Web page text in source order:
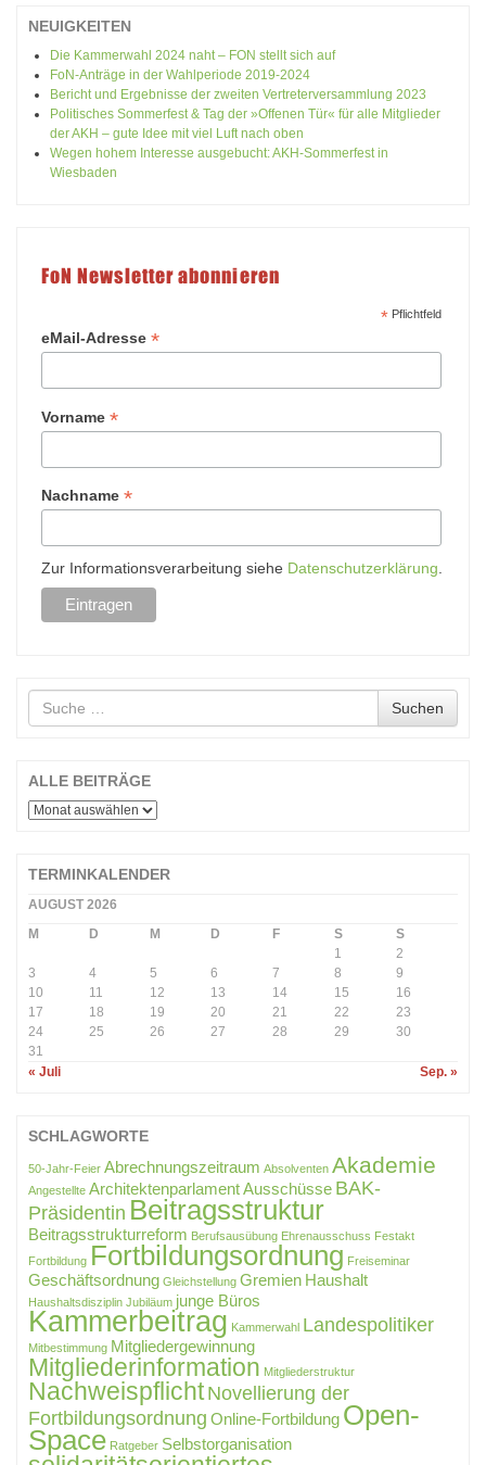
NEUIGKEITEN
Die Kammerwahl 2024 naht – FON stellt sich auf
FoN-Anträge in der Wahlperiode 2019-2024
Bericht und Ergebnisse der zweiten Vertreterversammlung 2023
Politisches Sommerfest & Tag der »Offenen Tür« für alle Mitglieder
der AKH – gute Idee mit viel Luft nach oben
Wegen hohem Interesse ausgebucht: AKH-Sommerfest in
Wiesbaden
FoN Newsletter abonnieren
*Pflichtfeld
eMail-Adresse *
Vorname *
Nachname *
Zur Informationsverarbeitung siehe Datenschutzerklärung
Suche
nach
Suchen
ALLE BEITRÄGE
ALLE
TERMINKALENDER
AUGUST 2026
M
D M D F S
S
1
2
3
4 5 6 7 8
9
10
11 12 13 14 15
16
17
18 19 20 21 22
23
24
25 26 27 28 29
30
31
« Juli
Sep. »
SCHLAGWORTE
50-Jahr-Feier Abrechnungszeitraum Absolventen Akademie
Angestellte ArchitektenparlamentAusschüsse BAK-
Präsidentin Beitragsstruktur
Beitragsstrukturreform Berufsausübung Ehrenausschuss Festakt
Fortbildung Fortbildungsordnung Freiseminar
Geschäftsordnung Gleichstellung Gremien Haushalt
Haushaltsdisziplin Jubiläum junge Büros
Kammerbeitrag Kammerwahl Landespolitiker
Mitbestimmung Mitgliedergewinnung
Mitgliederinformation Mitgliederstruktur
NachweispflichtNovellierung der
Fortbildungsordnung Online-Fortbildung Open-
Space Ratgeber Selbstorganisation